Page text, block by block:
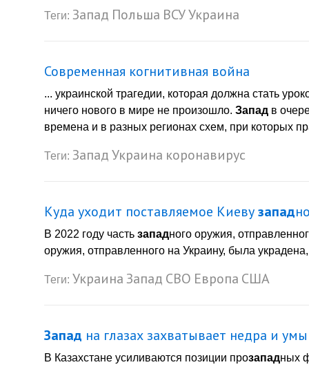
Теги: Запад Польша ВСУУкраина
Современная когнитивная война
... украинской трагедии, которая должна стать
ничего нового в мире не произошло. Запад в
времена и в разных регионах схем, при которых
Теги: ЗападУкраина коронавирус
Куда уходит поставляемое Киевузапад
В 2022 году часть западного оружия,
оружия, отправленного на Украину, была украдена,
Теги: Украина Запад СВО Европа США
Запад на глазах захватывает недра и
В Казахстане усиливаются позиции прозападных